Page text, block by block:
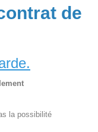
de
la possibilité